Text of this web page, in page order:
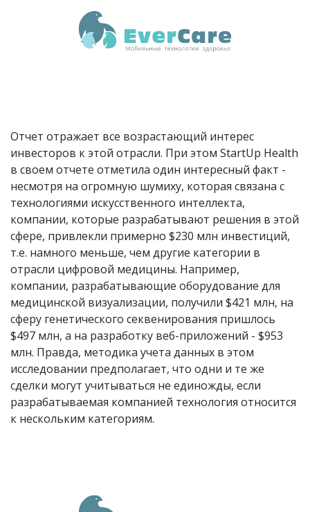
Отчет отражает все возрастающий интерес
инвесторов к этой отрасли. При этом StartUp Health
в своем отчете отметила один интересный факт -
несмотря на огромную шумиху, которая связана с
технологиями искусственного интеллекта,
компании, которые разрабатывают решения в этой
сфере, привлекли примерно $230 млн инвестиций,
т.е. намного меньше, чем другие категории в
отрасли цифровой медицины. Например,
компании, разрабатывающие оборудование для
медицинской визуализации, получили $421 млн, на
сферу генетического секвенирования пришлось
$497 млн, а на разработку веб-приложений - $953
млн. Правда, методика учета данных в этом
исследовании предполагает, что одни и те же
сделки могут учитываться не единожды, если
разрабатываемая компанией технология относится
к нескольким категориям.